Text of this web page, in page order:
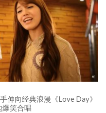
伸向经典浪漫《Love Day》
爆笑合唱